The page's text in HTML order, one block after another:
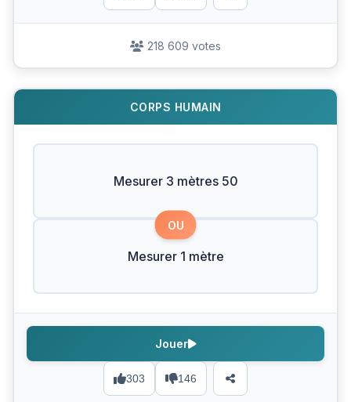
218 609 votes
CORPS HUMAIN
Mesurer 3 mètres 50
OU
Mesurer 1 mètre
303 146
Jouer